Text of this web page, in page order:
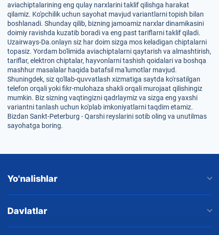
aviachiptalarining eng qulay narxlarini taklif qilishga harakat
qilamiz. Ko'pchilik uchun sayohat mavjud variantlarni topish bilan
boshlanadi. Shunday qilib, bizning jamoamiz narxlar dinamikasini
doimiy ravishda kuzatib boradi va eng past tariflarni taklif qiladi.
Uzairways-Da.onlayn siz har doim sizga mos keladigan chiptalarni
topasiz. Yordam bo'limida aviachiptalarni qaytarish va almashtirish,
tariflar, elektron chiptalar, hayvonlarni tashish qoidalari va boshqa
mashhur masalalar haqida batafsil ma'lumotlar mavjud.
Shuningdek, siz qo'llab-quvvatlash xizmatiga saytda ko'rsatilgan
telefon orqali yoki fikr-mulohaza shakli orqali murojaat qilishingiz
mumkin. Biz sizning vaqtingizni qadrlaymiz va sizga eng yaxshi
variantni tanlash uchun ko'plab imkoniyatlarni taqdim etamiz.
Bizdan Sankt-Peterburg - Qarshi reyslarini sotib oling va unutilmas
sayohatga boring.
Yo'nalishlar
Davlatlar